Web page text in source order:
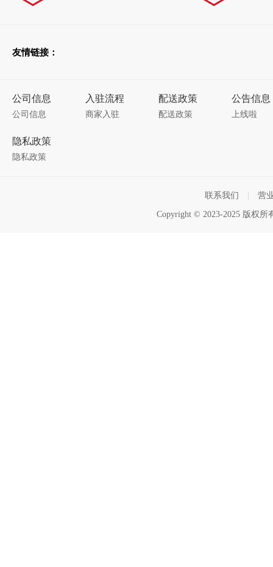
友情链接：
公司信息
公司信息
入驻流程
商家入驻
配送政策
配送政策
公告信息
上线啦
隐私政策
隐私政策
联系我们 营
Copyright © 2023-2025 版权所